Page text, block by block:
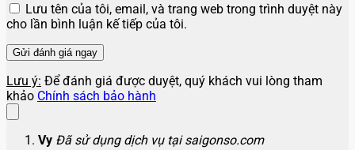
Lưu tên của tôi, email, và trang web trong trình duyệt này
cho lần bình luận kế tiếp của tôi.
Lưu ý: Để đánh giá được duyệt, quý khách vui lòng tham
khảo Chính sách bảo hành
Vy Đã sử dụng dịch vụ tại saigonso.com